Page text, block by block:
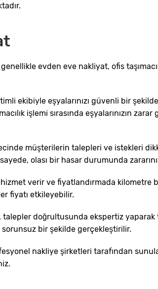
evden eve nakliyat, ofis
ekibiyle eşyalarınızı güvenli bir
işlemi sırasında eşyalarınızın
müşterilerin talepleri ve istekleri
olası bir hasar durumunda
verir ve fiyatlandırmada kilometre
fiyatı etkileyebilir.
doğrultusunda ekspertiz yaparak
bir şekilde gerçekleştirilir.
nakliye şirketleri tarafından